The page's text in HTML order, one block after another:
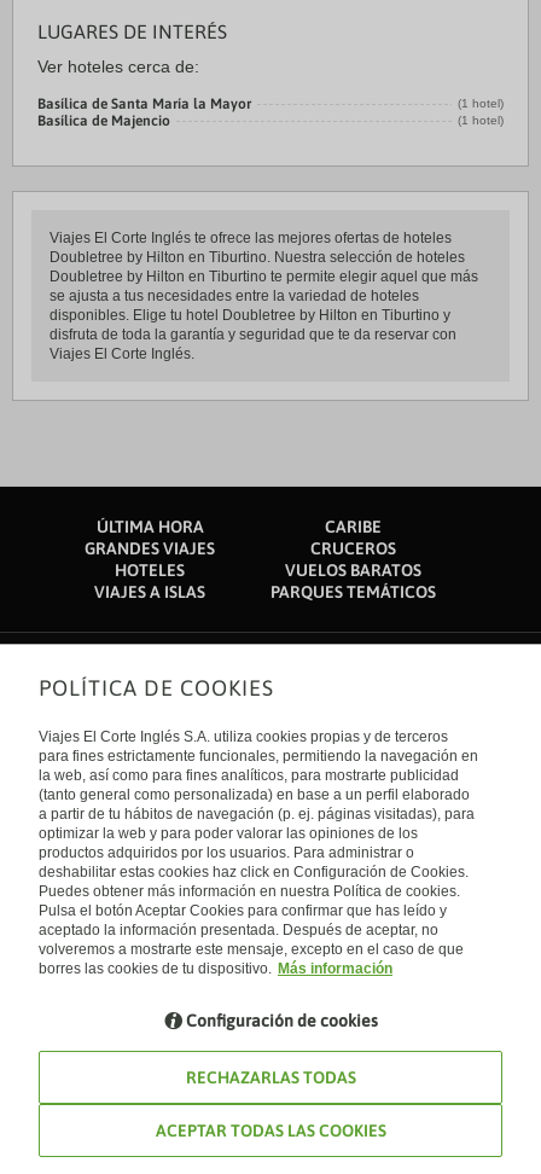
LUGARES DE INTERÉS
Ver hoteles cerca de:
Basílica de Santa María la Mayor (1 hotel)
Basílica de Majencio (1 hotel)
Viajes El Corte Inglés te ofrece las mejores ofertas de hoteles
Doubletree by Hilton en Tiburtino. Nuestra selección de hoteles
Doubletree by Hilton en Tiburtino te permite elegir aquel que más
se ajusta a tus necesidades entre la variedad de hoteles
disponibles. Elige tu hotel Doubletree by Hilton en Tiburtino y
disfruta de toda la garantía y seguridad que te da reservar con
Viajes El Corte Inglés.
ÚLTIMA HORA
CARIBE
GRANDES VIAJES
CRUCEROS
HOTELES
VUELOS BARATOS
VIAJES A ISLAS
PARQUES TEMÁTICOS
Sobre nosotros
Quiénes somos
Financiación
Sostenibilidad
Turismo accesible
Tarjeta El Corte Inglés
Trabaja con nosotros
El Corte Inglés
Canal Ético
Enlaces de interés
Guías de viaje
Catálogos
Auto check-in
Condiciones Generales
Política de privacidad
Política de cookies
Accesibilidad
Empresas/ Grupos
Internacional
España
Visita nuestro blog
Blog de Viajes el Corte inglés
POLÍTICA DE COOKIES
Viajes El Corte Inglés S.A. utiliza cookies propias y de terceros
para fines estrictamente funcionales, permitiendo la navegación en
la web, así como para fines analíticos, para mostrarte publicidad
(tanto general como personalizada) en base a un perfil elaborado
a partir de tu hábitos de navegación (p. ej. páginas visitadas), para
optimizar la web y para poder valorar las opiniones de los
productos adquiridos por los usuarios. Para administrar o
deshabilitar estas cookies haz click en Configuración de Cookies.
Puedes obtener más información en nuestra Política de cookies.
Pulsa el botón Aceptar Cookies para confirmar que has leído y
aceptado la información presentada. Después de aceptar, no
volveremos a mostrarte este mensaje, excepto en el caso de que
borres las cookies de tu dispositivo. Más información
Configuración de cookies
RECHAZARLAS TODAS
ACEPTAR TODAS LAS COOKIES